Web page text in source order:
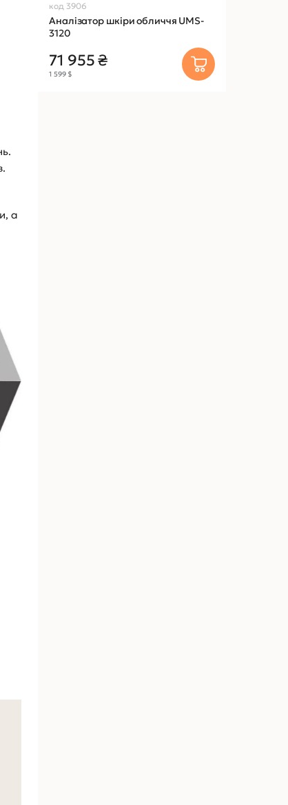
а
код 3906
Аналізатор шкіри обличчя UMS-
3120
71 955 ₴
1 599 $